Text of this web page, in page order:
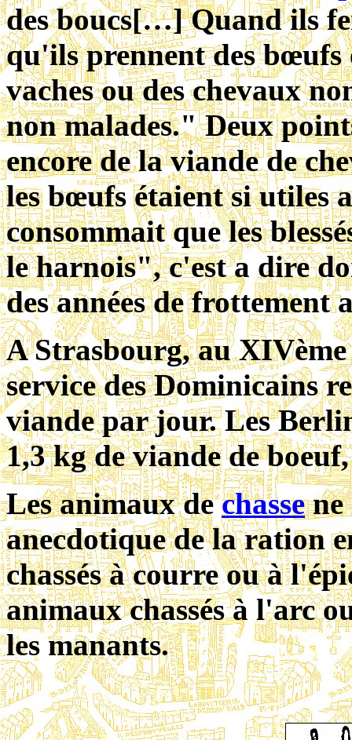
des boucs[…] Quand ils
qu'ils prennent des bœufs
vaches ou des chevaux
non malades."Deux
encore de la viande de
les bœufs étaient si utiles
consommait que les
le harnois", c'est a dire
des années de frottement
A Strasbourg, au
service des Dominicains
viande par jour. Les
1,3 kg de viande de
Les animaux dechassene
anecdotique de la ration
chassés à courre ou à
animaux chassés à l'arc
les manants.